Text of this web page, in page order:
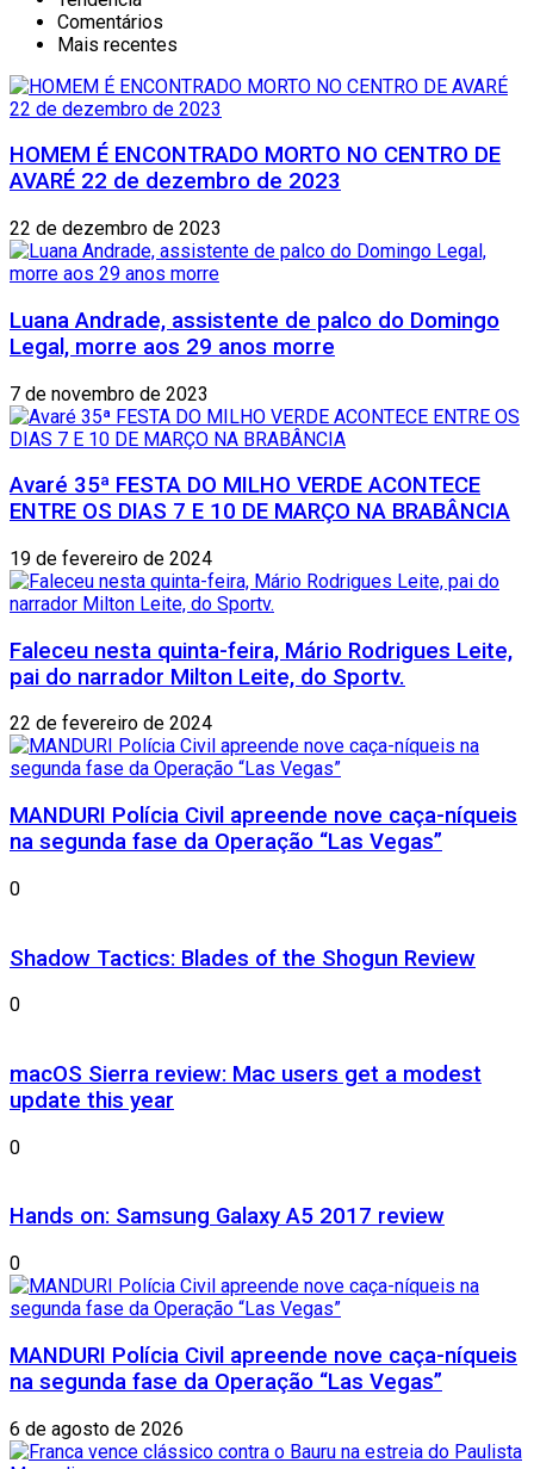
Comentários
Mais recentes
HOMEM É ENCONTRADO MORTO NO CENTRO DE
AVARÉ 22 de dezembro de 2023
22 de dezembro de 2023
Luana Andrade, assistente de palco do Domingo
Legal, morre aos 29 anos morre
7 de novembro de 2023
Avaré 35ª FESTA DO MILHO VERDE ACONTECE
ENTRE OS DIAS 7 E 10 DE MARÇO NA BRABÂNCIA
19 de fevereiro de 2024
Faleceu nesta quinta-feira, Mário Rodrigues Leite,
pai do narrador Milton Leite, do Sportv.
22 de fevereiro de 2024
MANDURI Polícia Civil apreende nove caça-níqueis
na segunda fase da Operação “Las Vegas”
0
Shadow Tactics: Blades of the Shogun Review
0
macOS Sierra review: Mac users get a modest
update this year
0
Hands on: Samsung Galaxy A5 2017 review
0
MANDURI Polícia Civil apreende nove caça-níqueis
na segunda fase da Operação “Las Vegas”
6 de agosto de 2026